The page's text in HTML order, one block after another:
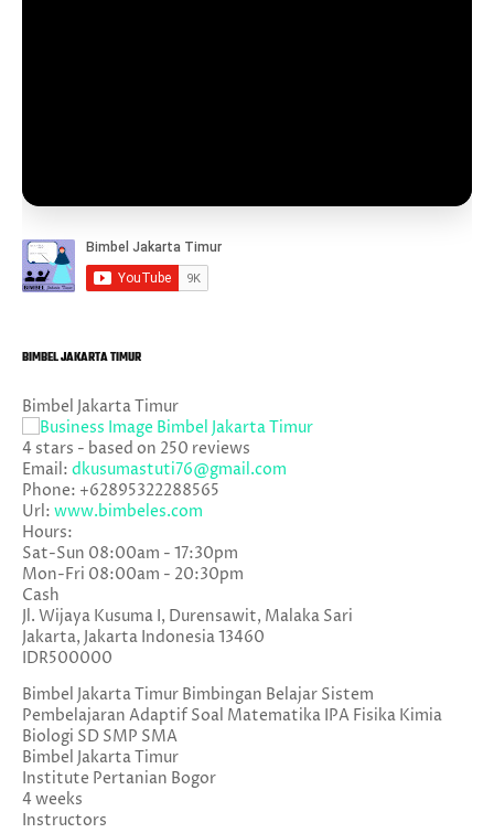
BIMBEL JAKARTA TIMUR
Bimbel Jakarta Timur
4 stars - based on 250 reviews
Email: dkusumastuti76@gmail.com
Phone: +62895322288565
Url: www.bimbeles.com
Hours:
Sat-Sun 08:00am - 17:30pm
Mon-Fri 08:00am - 20:30pm
Cash
Jl. Wijaya Kusuma I, Durensawit, Malaka Sari
Jakarta, Jakarta Indonesia13460
IDR500000
Bimbel Jakarta Timur Bimbingan Belajar Sistem
Pembelajaran Adaptif Soal Matematika IPA Fisika Kimia
Biologi SD SMP SMA
Bimbel Jakarta Timur
Institute Pertanian Bogor
4 weeks
Instructors